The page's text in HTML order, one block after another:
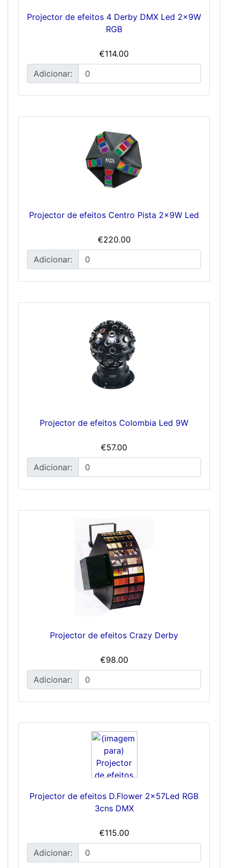
Projector de efeitos 4 Derby DMX Led 2x9W
RGB
€114.00
Adicionar:
Projector de efeitos Centro Pista 2x9W Led
€220.00
Adicionar:
Projector de efeitos Colombia Led 9W
€57.00
Adicionar:
Projector de efeitos Crazy Derby
€98.00
Adicionar:
Projector de efeitos D.Flower 2x57Led RGB
3cns DMX
€115.00
Adicionar: